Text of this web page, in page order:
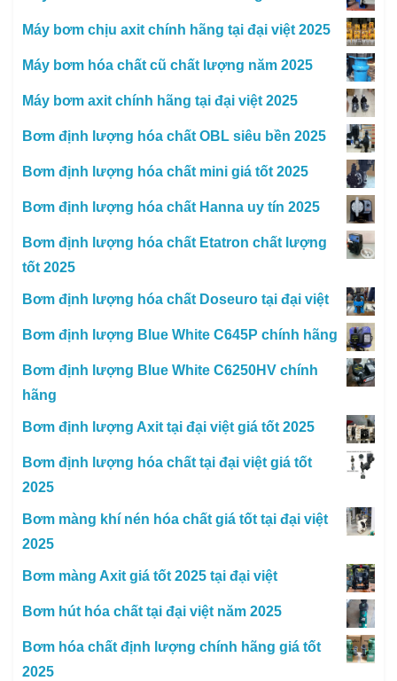
Máy bơm chịu axit chính hãng tại đại việt 2025
Máy bơm hóa chất cũ chất lượng năm 2025
Máy bơm axit chính hãng tại đại việt 2025
Bơm định lượng hóa chất OBL siêu bền 2025
Bơm định lượng hóa chất mini giá tốt 2025
Bơm định lượng hóa chất Hanna uy tín 2025
Bơm định lượng hóa chất Etatron chất lượng
tốt 2025
Bơm định lượng hóa chất Doseuro tại đại việt
Bơm định lượng Blue White C645P chính hãng
Bơm định lượng Blue White C6250HV chính
hãng
Bơm định lượng Axit tại đại việt giá tốt 2025
Bơm định lượng hóa chất tại đại việt giá tốt
2025
Bơm màng khí nén hóa chất giá tốt tại đại việt
2025
Bơm màng Axit giá tốt 2025 tại đại việt
Bơm hút hóa chất tại đại việt năm 2025
Bơm hóa chất định lượng chính hãng giá tốt
2025